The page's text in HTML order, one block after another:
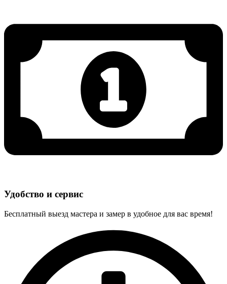
Удобство и сервис
Бесплатный выезд мастера и замер в удобное для вас время!